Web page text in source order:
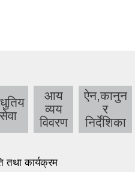
आय
व्यय
विवरण
ऐन,कानुन
र
निर्देशिका
कार्यक्रम